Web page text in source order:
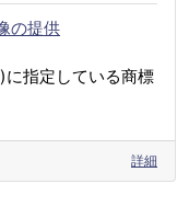
の提供
指定している商標
詳細